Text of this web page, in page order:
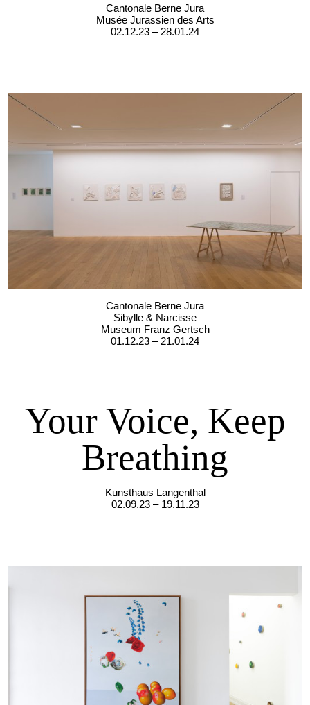
Cantonale Berne Jura
Musée Jurassien des Arts
02.12.23 – 28.01.24
Cantonale Berne Jura
Sibylle & Narcisse
Museum Franz Gertsch
01.12.23 – 21.01.24
Your Voice, Keep
Breathing
Kunsthaus Langenthal
02.09.23 – 19.11.23